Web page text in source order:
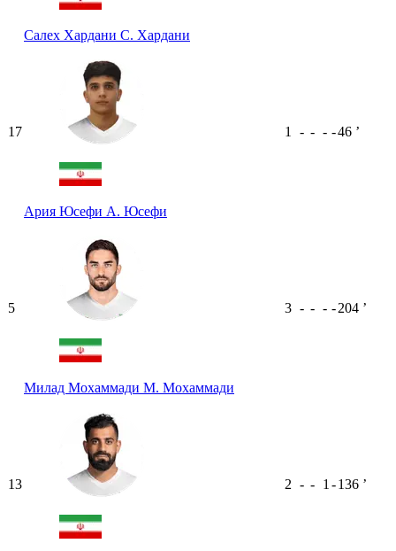
Салех Хардани С. Хардани
17
Ария Юсефи А. Юсефи
1 - - - -46 ʼ
5
Милад Мохаммади М. Мохаммади
3 - - - -204 ʼ
13 2 - - 1 -136 ʼ